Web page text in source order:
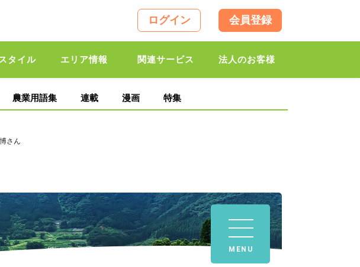
ログイン 会員登録
タイル エリア情報 関連サービス 法人のお客様
農業用語集 連載 漫画 特集
さん
MENU